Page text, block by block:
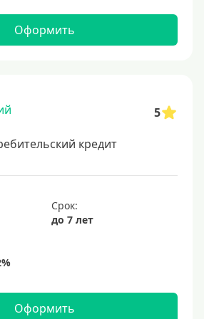
Оформить
5
кредит
Срок:
до 7 лет
Оформить